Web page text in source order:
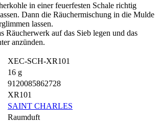
in einer feuerfesten Schale richtig
Dann die Räuchermischung in die Mulde
lassen.
Räucherwerk auf das Sieb legen und das
anzünden.
XEC-SCH-XR101
16 g
9120085862728
XR101
SAINT CHARLES
Raumduft